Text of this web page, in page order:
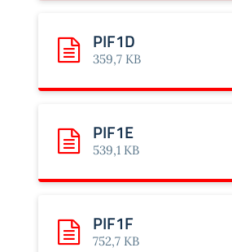
Scarica: PIF1D
PIF1D
359,7 KB
Scarica: PIF1E
PIF1E
539,1 KB
Scarica: PIF1F
PIF1F
752,7 KB